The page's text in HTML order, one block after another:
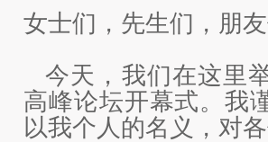
女士们，先生们，朋友
今天，我们在这里
高峰论坛开幕式。我
以我个人的名义，对